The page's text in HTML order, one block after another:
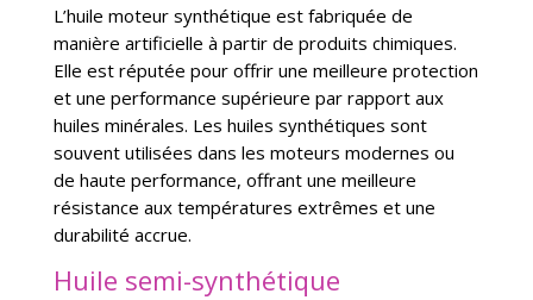
L’huile moteur synthétique est fabriquée de
manière artificielle à partir de produits chimiques.
Elle est réputée pour offrir une meilleure protection
et une performance supérieure par rapport aux
huiles minérales. Les huiles synthétiques sont
souvent utilisées dans les moteurs modernes ou
de haute performance, offrant une meilleure
résistance aux températures extrêmes et une
durabilité accrue.
Huile semi-synthétique